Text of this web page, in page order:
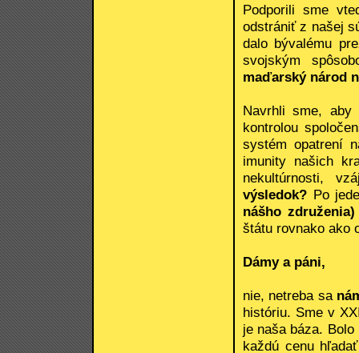
Podporili sme
odstrániť z našej
dalo bývalému
svojským
maďarský národ
Navrhli sme, aby
kontrolou
systém opatrení
imunity našich
nekultúrnosti,
výsledok? Po
nášho združenia)
štátu rovnako ako
Dámy a páni,
nie, netreba sa
históriu. Sme v
je naša báza.
každú cenu